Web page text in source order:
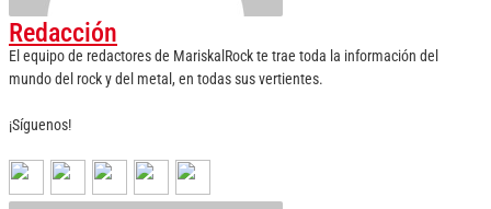
Redacción
El equipo de redactores de MariskalRock te trae toda la información del
mundo del rock y del metal, en todas sus vertientes.
¡Síguenos!